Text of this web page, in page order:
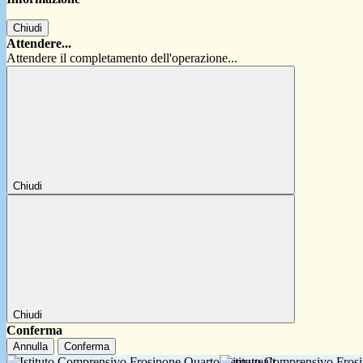
Chiudi
Attendere...
Attendere il completamento dell'operazione...
Chiudi
Chiudi
Conferma
Annulla Conferma